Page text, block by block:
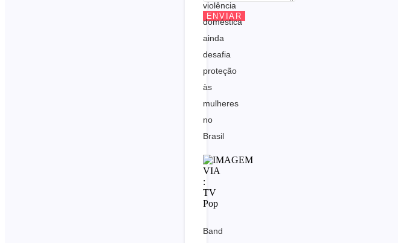
ENVIAR
violência
doméstica
ainda
desafia
proteção
às
mulheres
no
Brasil
Band